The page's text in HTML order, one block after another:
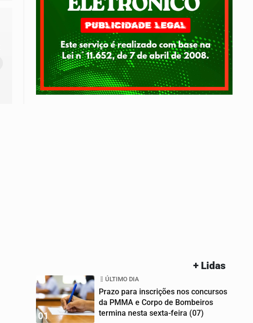
+ Lidas
01
ÚLTIMO DIA
Prazo para inscrições nos concursos
da PMMA e Corpo de Bombeiros
termina nesta sexta-feira (07)